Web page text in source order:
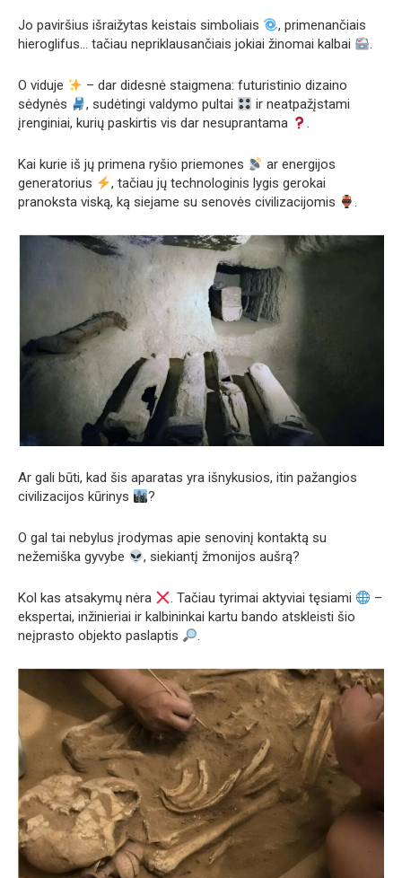
Jo paviršius išraižytas keistais simboliais
, primenančiais
hieroglifus… tačiau nepriklausančiais jokiai žinomai kalbai
.
O viduje
– dar didesnė staigmena: futuristinio dizaino
sėdynės
, sudėtingi valdymo pultai
ir neatpažįstami
įrenginiai, kurių paskirtis vis dar nesuprantama
.
Kai kurie iš jų primena ryšio priemones
ar energijos
generatorius
, tačiau jų technologinis lygis gerokai
pranoksta viską, ką siejame su senovės civilizacijomis
.
Ar gali būti, kad šis aparatas yra išnykusios, itin pažangios
civilizacijos kūrinys
?
O gal tai nebylus įrodymas apie senovinį kontaktą su
nežemiška gyvybe
, siekiantį žmonijos aušrą?
Kol kas atsakymų nėra . Tačiau tyrimai aktyviai tęsiami
–
ekspertai, inžinieriai ir kalbininkai kartu bando atskleisti šio
neįprasto objekto paslaptis
.